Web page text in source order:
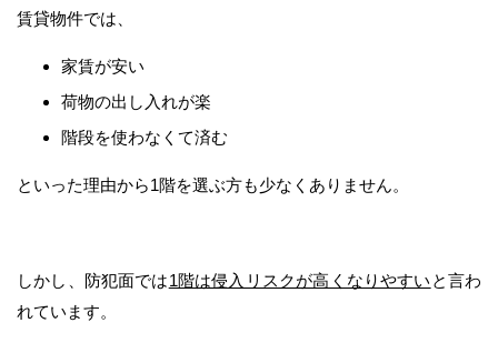
賃貸物件では、
家賃が安い
荷物の出し入れが楽
階段を使わなくて済む
といった理由から1階を選ぶ方も少なくありません。
しかし、防犯面では1階は侵入リスクが高くなりやすい と言わ
れています。